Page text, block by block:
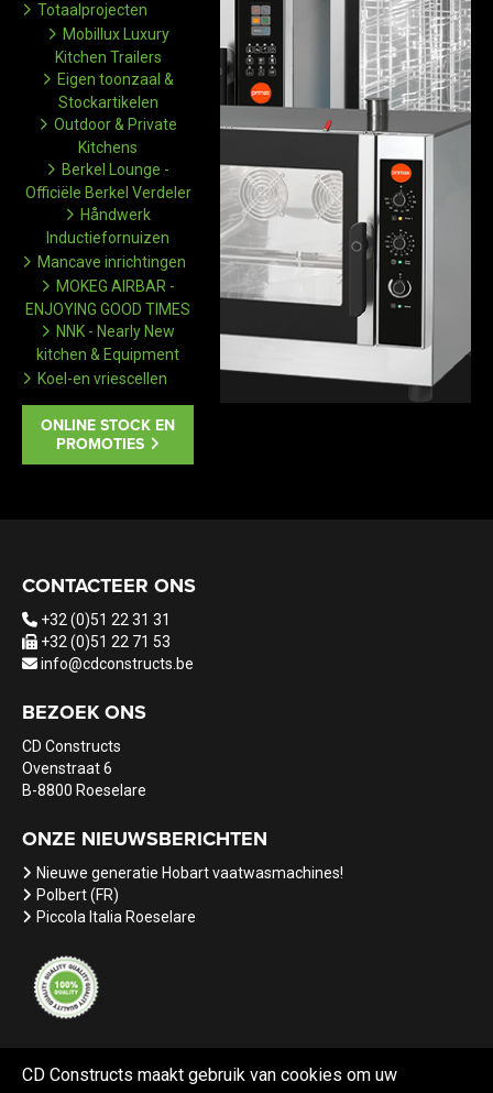
CD Constructs maakt gebruik van cookies om uw
Totaalprojecten
Mobillux Luxury
Kitchen Trailers
Eigen toonzaal &
Stockartikelen
Outdoor & Private
Kitchens
Berkel Lounge -
Officiële Berkel Verdeler
Håndwerk
Inductiefornuizen
Mancave inrichtingen
MOKEG AIRBAR -
ENJOYING GOOD TIMES
NNK - Nearly New
kitchen & Equipment
Koel-en vriescellen
ONLINE STOCK EN
PROMOTIES
CONTACTEER ONS
+32 (0)51 22 31 31
+32 (0)51 22 71 53
info@cdconstructs.be
BEZOEK ONS
CD Constructs
Ovenstraat 6
B-8800 Roeselare
ONZE NIEUWSBERICHTEN
Nieuwe generatie Hobart vaatwasmachines!
Polbert (FR)
Piccola Italia Roeselare